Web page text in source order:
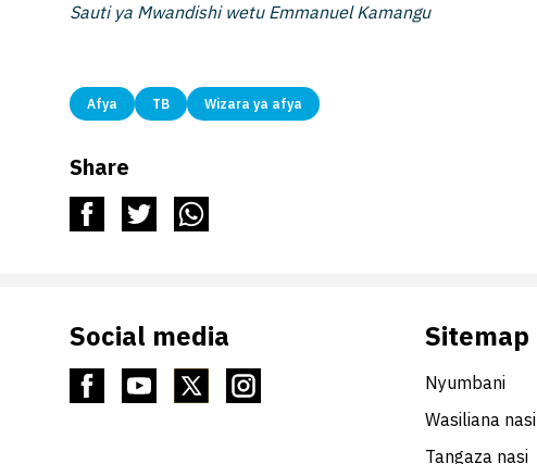
Sauti ya Mwandishi wetu Emmanuel Kamangu
Afya TB Wizara ya afya
Share
Social media Sitemap
Nyumbani
Wasiliana nasi
Tangaza nasi